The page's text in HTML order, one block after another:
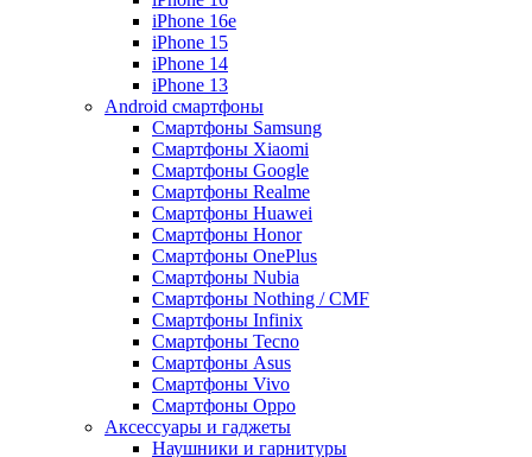
iPhone 16e
iPhone 15
iPhone 14
iPhone 13
Android cмартфоны
Смартфоны Samsung
Смартфоны Xiaomi
Смартфоны Google
Смартфоны Realme
Смартфоны Huawei
Смартфоны Honor
Смартфоны OnePlus
Смартфоны Nubia
Смартфоны Nothing / CMF
Смартфоны Infinix
Смартфоны Tecno
Смартфоны Asus
Смартфоны Vivo
Смартфоны Oppo
Аксессуары и гаджеты
Наушники и гарнитуры